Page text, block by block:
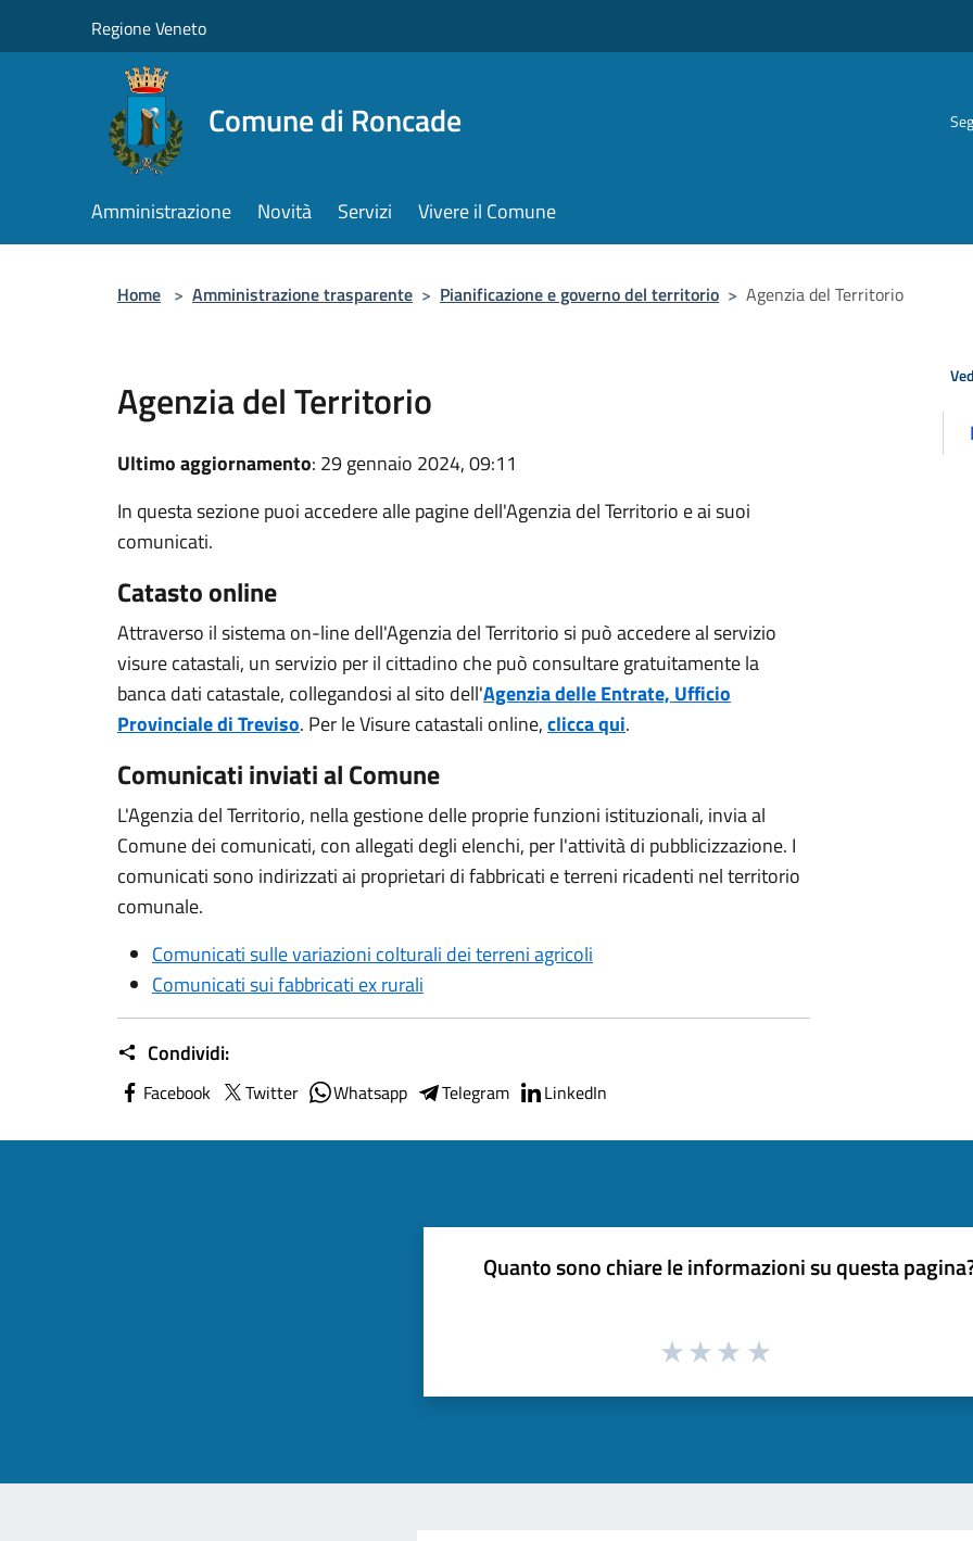
Regione Veneto
Comune di Roncade
Amministrazione Novità Servizi Vivere il Comune
Home > Amministrazione trasparente > Pianificazione e governo del territorio > Agenzia del Territorio
Agenzia del Territorio
Ultimo aggiornamento: 29 gennaio 2024, 09:11
In questa sezione puoi accedere alle pagine dell'Agenzia del Territorio e ai suoi
comunicati.
Catasto online
Attraverso il sistema on-line dell'Agenzia del Territorio si può accedere al servizio
visure catastali, un servizio per il cittadino che può consultare gratuitamente la
banca dati catastale, collegandosi al sito dell'Agenzia delle Entrate, Ufficio
Provinciale di Treviso. Per le Visure catastali online,clicca qui.
Comunicati inviati al Comune
L'Agenzia del Territorio, nella gestione delle proprie funzioni istituzionali, invia al
Comune dei comunicati, con allegati degli elenchi, per l'attività di pubblicizzazione. I
comunicati sono indirizzati ai proprietari di fabbricati e terreni ricadenti nel territorio
comunale.
Comunicati sulle variazioni colturali dei terreni agricoli
Comunicati sui fabbricati ex rurali
Condividi:
Facebook Twitter Whatsapp Telegram LinkedIn
Quanto sono chiare le informazioni su questa